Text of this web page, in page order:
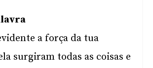
a força da tua
surgiram todas as coisas e